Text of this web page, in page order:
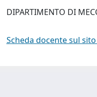
DIPARTIMENTO DI
Scheda docente sul